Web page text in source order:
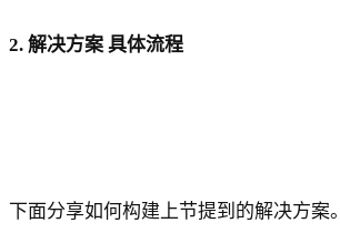
2. 解决方案 具体流程
下面分享如何构建上节提到的解决方案。